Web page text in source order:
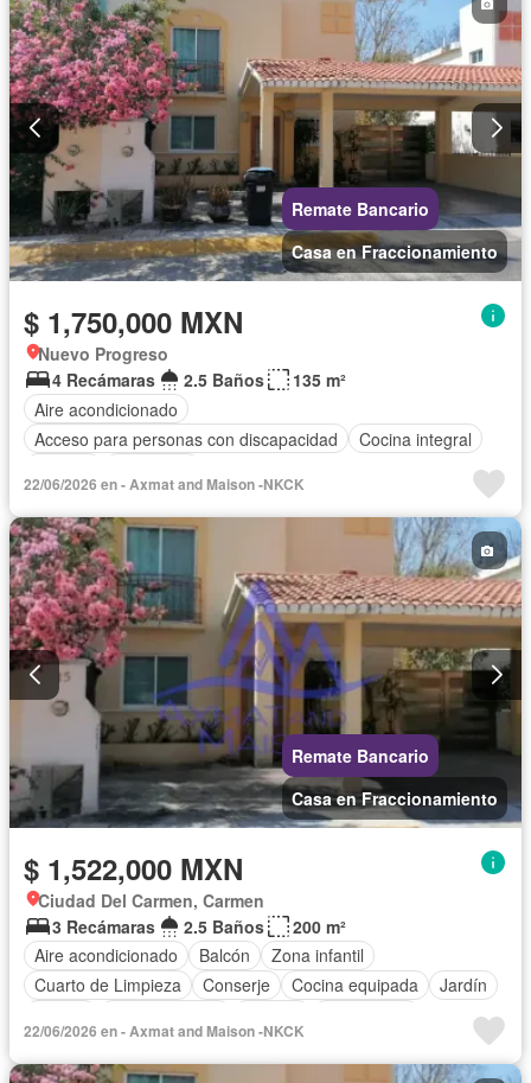
Remate Bancario
Casa en Fraccionamiento
$ 1,750,000 MXN
Nuevo Progreso
4 Recámaras
2.5 Baños
135 m²
Aire acondicionado
Acceso para personas con discapacidad
Cocina integral
22/06/2026 en - Axmat and Maison -NKCK
Remate Bancario
Casa en Fraccionamiento
$ 1,522,000 MXN
Ciudad Del Carmen, Carmen
3 Recámaras
2.5 Baños
200 m²
Aire acondicionado
Balcón
Zona infantil
Cuarto de Limpieza
Conserje Cocina equipada
Jardín
Seguridad
Alberca
22/06/2026 en - Axmat and Maison -NKCK